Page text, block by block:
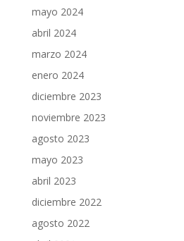
mayo 2024
abril 2024
marzo 2024
enero 2024
diciembre 2023
noviembre 2023
agosto 2023
mayo 2023
abril 2023
diciembre 2022
agosto 2022